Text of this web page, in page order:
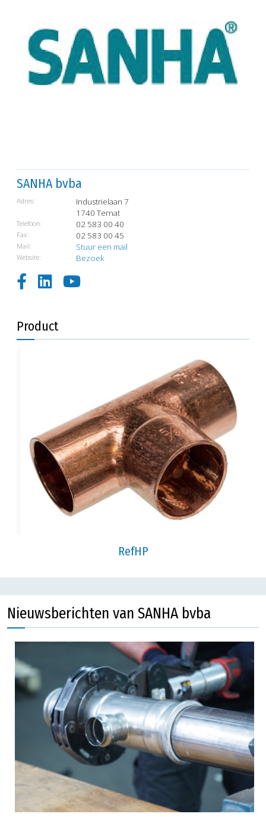
SANHA bvba
Adres:
Industrielaan 7
1740 Ternat
Telefoon: 02 583 00 40
Fax: 02 583 00 45
Mail: Stuur een mail
Website: Bezoek
Product
RefHP
Nieuwsberichten van SANHA bvba